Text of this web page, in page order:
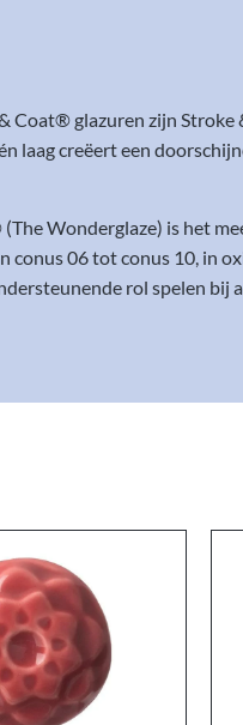
Coat® glazuren zijn
laag creëert een
Wonderglaze) is het
conus 06 tot conus 10, in
rol spelen bij